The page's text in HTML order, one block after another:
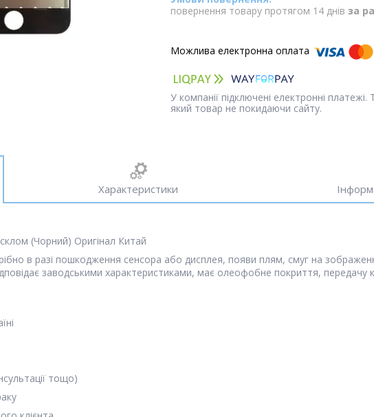
повернення товару протягом 14 днів за
У компанії підключені електронні
який товар не покидаючи сайту.
Характеристики
(Чорний) Оригінал Китай
в разі пошкодження сенсора або дисплея, появи плям, смуг на зображенні,
заводськими характеристиками, має олеофобне покриття, передачу
тощо)